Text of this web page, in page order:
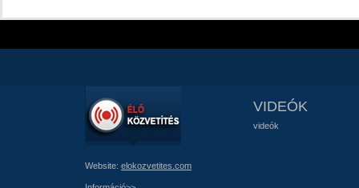
Website: elokozvetites.com
VIDEÓK
videók